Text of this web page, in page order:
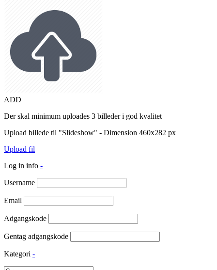
ADD
Der skal minimum uploades 3 billeder i god kvalitet
Upload billede til "Slideshow" - Dimension 460x282 px
Upload fil
Log in info -
Username
Email
Adgangskode
Gentag adgangskode
Kategori -